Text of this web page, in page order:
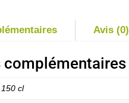
Avis (0)
150 cl